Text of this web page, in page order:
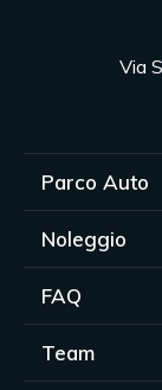
Via
Parco Auto
Noleggio
FAQ
Team